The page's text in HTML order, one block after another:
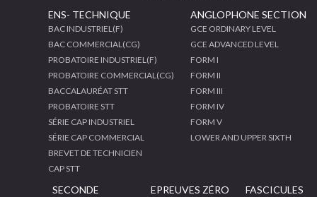
ENS- TECHNIQUE
BAC INDUSTRIEL(F)
BAC COMMERCIAL(CG)
PROBATOIRE INDUSTRIEL(F)
PROBATOIRE COMMERCIAL(CG)
BACCALAURÉAT STT
PROBATOIRE STT
SÉRIE CAP INDUSTRIEL
SÉRIE CAP COMMERCIAL
BREVET DE TECHNICIEN
CAP STT
ANGLOPHONE SECTION
GCE ORDINARY LEVEL
GCE ADVANCED LEVEL
FORM I
FORM II
FORM III
FORM IV
FORM V
LOWER AND UPPER SIXTH
SECONDE EPREUVES ZÉRO FASCICULES